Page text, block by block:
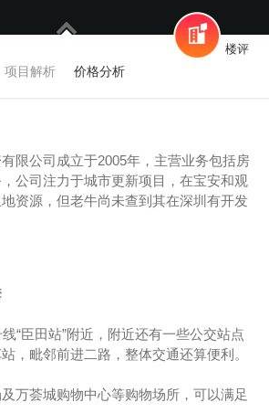
楼评
项目解析 价格分析
限公司成立于2005年，主营业务包括房
公司注力于城市更新项目，在宝安和观
资源，但老牛尚未查到其在深圳有开发
“臣田站”附近，附近还有一些公交站点
，毗邻前进二路，整体交通还算便利。
万荟城购物中心等购物场所，可以满足